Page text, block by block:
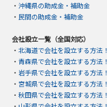
・ 沖縄県の助成金・補助金
・ 民間の助成金・補助金
会社設立一覧（全国対応）
・ 北海道で会社を設立する方法！
・ 青森県で会社を設立する方法！
・ 岩手県で会社を設立する方法！
・ 宮城県で会社を設立する方法！
・ 秋田県で会社を設立する方法！